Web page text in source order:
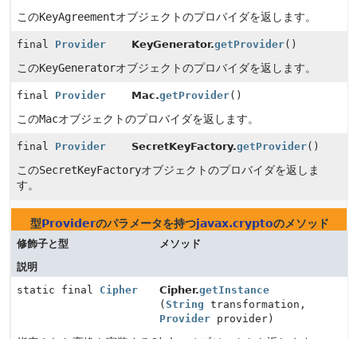
このKeyAgreementオブジェクトのプロバイダを返します。
final Provider KeyGenerator.getProvider()
このKeyGeneratorオブジェクトのプロバイダを返します。
final Provider Mac.getProvider()
このMacオブジェクトのプロバイダを返します。
final Provider SecretKeyFactory.getProvider()
このSecretKeyFactoryオブジェクトのプロバイダを返しま
す。
型Providerのパラメータを持つjavax.cryptoのメソッド
修飾子と型
メソッド
説明
static final Cipher Cipher.getInstance
(String transformation,
Provider provider)